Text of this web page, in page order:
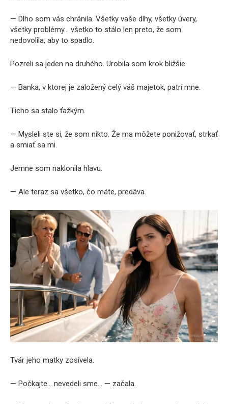
— Dlho som vás chránila. Všetky vaše dlhy, všetky úvery,
všetky problémy… všetko to stálo len preto, že som
nedovolila, aby to spadlo.
Pozreli sa jeden na druhého. Urobila som krok bližšie.
— Banka, v ktorej je založený celý váš majetok, patrí mne.
Ticho sa stalo ťažkým.
— Mysleli ste si, že som nikto. Že ma môžete ponižovať, strkať
a smiať sa mi.
Jemne som naklonila hlavu.
— Ale teraz sa všetko, čo máte, predáva.
Tvár jeho matky zosivela.
— Počkajte… nevedeli sme… — začala.